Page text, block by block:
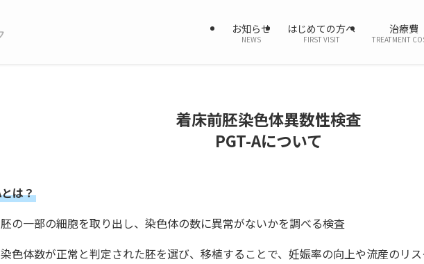
お知らせ
NEWS
はじめての方へ
FIRST VISIT
治療費
TREATMENT
着床前胚染色体異数性検査
PGT-Aについて
は？
胚の一部の細胞を取り出し、染色体の数に異常がないかを調べる検査
染色体数が正常と判定された胚を選び、移植することで、妊娠率の向上や流産のリ